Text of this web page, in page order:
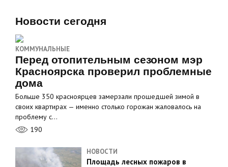
Новости сегодня
КОММУНАЛЬНЫЕ
Перед отопительным сезоном мэр
Красноярска проверил проблемные
дома
Больше 350 красноярцев замерзали прошедшей зимой в
своих квартирах — именно столько горожан жаловалось на
проблему с…
190
НОВОСТИ
Площадь лесных пожаров в